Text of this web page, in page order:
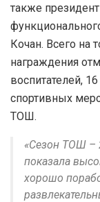
также
Кочан. Всего на
награждения
воспитателей,
спортивных
ТОШ.
«Сезон ТОШ –
показала
хорошо